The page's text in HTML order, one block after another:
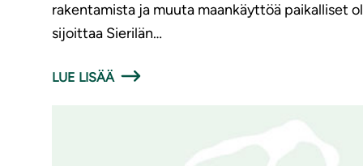
rakentamista ja muuta maankäyttöä paikalliset
sijoittaa Sierilän…
LUE LISÄÄ